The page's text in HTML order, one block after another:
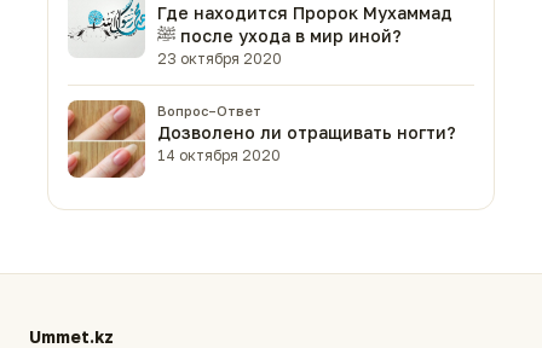
Где находится Пророк Мухаммад
ﷺ после ухода в мир иной?
23 октября 2020
Вопрос–Ответ
Дозволено ли отращивать ногти?
14 октября 2020
Ummet.kz